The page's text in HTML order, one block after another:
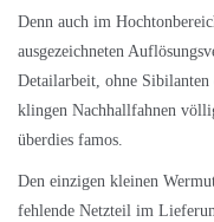
Denn auch im
ausgezeichneten
Detailarbeit, ohne
klingen Nachhallfahnen
überdies famos.
Den einzigen kleinen
fehlende Netzteil im